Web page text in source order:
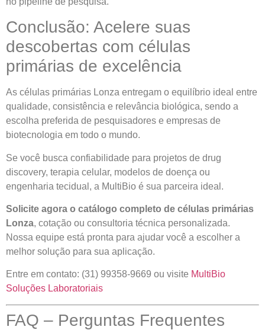
Conclusão: Acelere suas
descobertas com células
primárias de excelência
As células primárias Lonza entregam o equilíbrio ideal entre
qualidade, consistência e relevância biológica, sendo a
escolha preferida de pesquisadores e empresas de
biotecnologia em todo o mundo.
Se você busca confiabilidade para projetos de drug
discovery, terapia celular, modelos de doença ou
engenharia tecidual, a MultiBio é sua parceira ideal.
Solicite agora o catálogo completo de células primárias
Lonza, cotação ou consultoria técnica personalizada.
Nossa equipe está pronta para ajudar você a escolher a
melhor solução para sua aplicação.
Entre em contato: (31) 99358-9669 ou visite MultiBio
Soluções Laboratoriais
FAQ – Perguntas Frequentes